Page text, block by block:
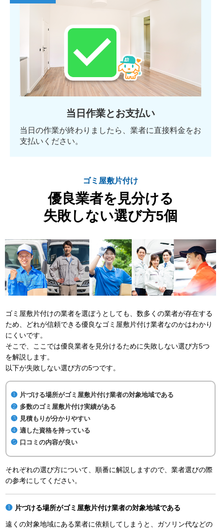
当日作業とお支払い
当日の作業が終わりましたら、業者に直接料金をお
支払いください。
ゴミ屋敷片付け
優良業者を見分ける
失敗しない選び方5個
ゴミ屋敷片付けの業者を選ぼうとしても、数多くの業者が存在する
ため、どれが信頼できる優良なゴミ屋敷片付け業者なのかはわかり
にくいです。
そこで、ここでは優良業者を見分けるために失敗しない選び方5つ
を解説します。
以下が失敗しない選び方の5つです。
片づける場所がゴミ屋敷片付け業者の対象地域である
多数のゴミ屋敷片付け実績がある
見積もりが分かりやすい
適した資格を持っている
口コミの内容が良い
それぞれの選び方について、順番に解説しますので、業者選びの際
の参考にしてください。
片づける場所がゴミ屋敷片付け業者の対象地域である
遠くの対象地域にある業者に依頼してしまうと、ガソリン代などの